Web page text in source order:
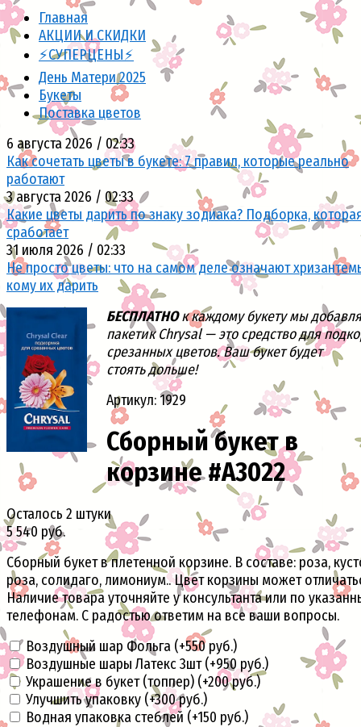
Главная
АКЦИИ И СКИДКИ
⚡СУПЕРЦЕНЫ⚡
День Матери 2025
Букеты
Поставка цветов
6 августа 2026 / 02:33
Как сочетать цветы в букете: 7 правил, которые реально
работают
3 августа 2026 / 02:33
Какие цветы дарить по знаку зодиака? Подборка,
сработает
31 июля 2026 / 02:33
Не просто цветы: что на самом деле означают
кому их дарить
БЕСПЛАТНОк каждому букету мы
пакетик Chrysal — это средство для
срезанных цветов. Ваш букет будет
стоять дольше!
Артикул: 1929
Сборный букет в
корзине #A3022
Осталось 2 штуки
5 540 руб.
Сборный букет в плетенной корзине. В составе: роза,
роза, солидаго, лимониум.. Цвет корзины может
Наличие товара уточняйте у консультанта или по
телефонам. С радостью ответим на все ваши вопросы.
Воздушный шар Фольга (+550 руб.)
Воздушные шары Латекс 3шт (+950 руб.)
Украшение в букет (топпер) (+200 руб.)
Улучшить упаковку (+300 руб.)
Водная упаковка стеблей (+150 руб.)